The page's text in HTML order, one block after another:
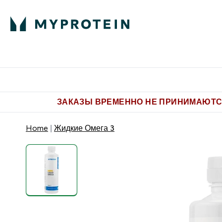
ЗАКАЗЫ ВРЕМЕННО НЕ
Home Жидкие Омега 3